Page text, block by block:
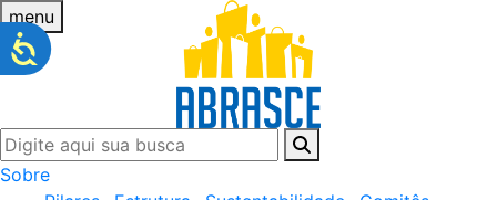
menu
Sobre